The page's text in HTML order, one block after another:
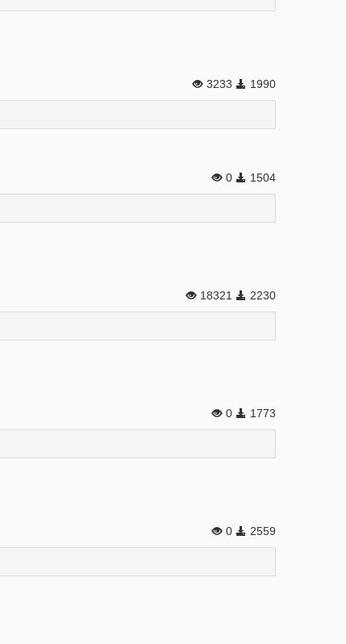
3233 1990
0 1504
18321 2230
0 1773
0 2559